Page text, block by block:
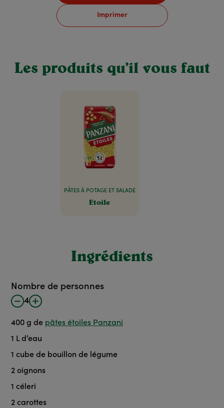
Imprimer
Les produits qu’il vous faut
PÂTES À POTAGE ET SALADE
Etoile
Ingrédients
Nombre de personnes
4
400 g de pâtes étoiles Panzani
1
L d’eau
1 cube de bouillon de légume
2 oignons
1 céleri
2 carottes